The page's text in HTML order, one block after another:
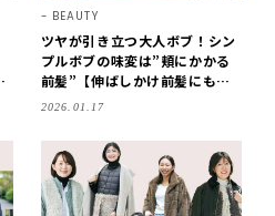
BEAUTY
ツヤが引き立つ大人ボブ！シン
プルボブの味変は”頬にかかる
前髪”【伸ばしかけ前髪にもお
すすめ】
2026.01.17